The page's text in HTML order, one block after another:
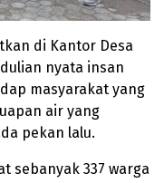
di Kantor Desa
nyata insan
masyarakat yang
air yang
pekan lalu.
sebanyak 337 warga